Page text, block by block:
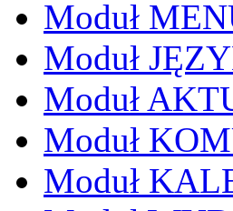
Moduł
Moduł
Moduł
Moduł
Moduł